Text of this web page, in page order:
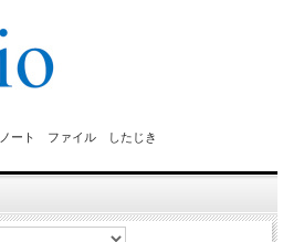
ノート ファイル したじき